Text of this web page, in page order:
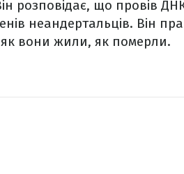
розповідає, що провів
неандертальців. Він
як вони жили, як померли.